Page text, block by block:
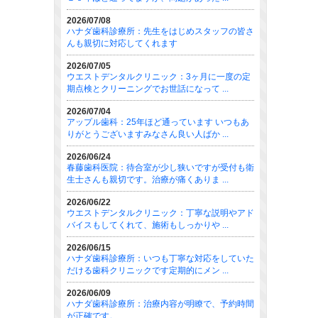
2026/07/08
ハナダ歯科診療所：先生をはじめスタッフの皆さ
んも親切に対応してくれます
2026/07/05
ウエストデンタルクリニック：3ヶ月に一度の定
期点検とクリーニングでお世話になって ...
2026/07/04
アップル歯科：25年ほど通っています いつもあ
りがとうございますみなさん良い人ばか ...
2026/06/24
春藤歯科医院：待合室が少し狭いですが受付も衛
生士さんも親切です。治療が痛くありま ...
2026/06/22
ウエストデンタルクリニック：丁寧な説明やアド
バイスもしてくれて、施術もしっかりや ...
2026/06/15
ハナダ歯科診療所：いつも丁寧な対応をしていた
だける歯科クリニックです定期的にメン ...
2026/06/09
ハナダ歯科診療所：治療内容が明瞭で、予約時間